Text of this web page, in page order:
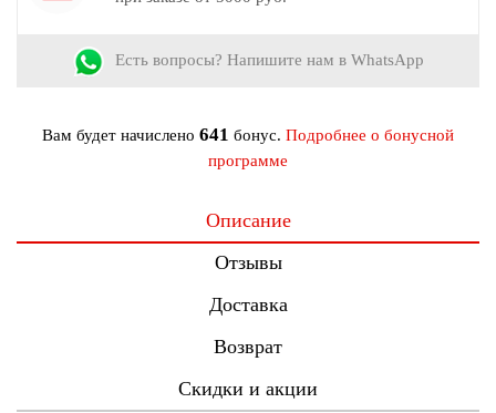
Есть вопросы? Напишите нам в WhatsApp
Вам будет начислено 641 бонус. Подробнее о бонусной
программе
Описание
Отзывы
Доставка
Возврат
Скидки и акции